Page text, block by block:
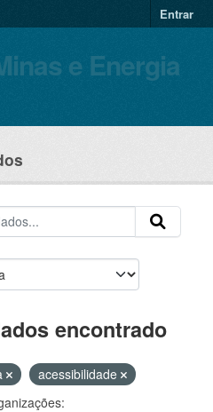
Entrar
e Energia
encontrado
acessibilidade